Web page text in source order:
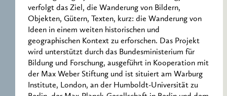
FOR POLITICAL
ICONOGRAPHY
ERNST CASSIRER
CENTRE 1997-2007
RECORDS
verfolgt das Ziel, die Wanderung von Bildern,
Objekten, Gütern, Texten, kurz: die Wanderung von
Ideen in einem weiten historischen und
geographischen Kontext zu erforschen. Das Projekt
wird unterstützt durch das Bundesministerium für
Bildung und Forschung, ausgeführt in Kooperation mit
der Max Weber Stiftung und ist situiert am Warburg
Institute, London, an der Humboldt-Universität zu